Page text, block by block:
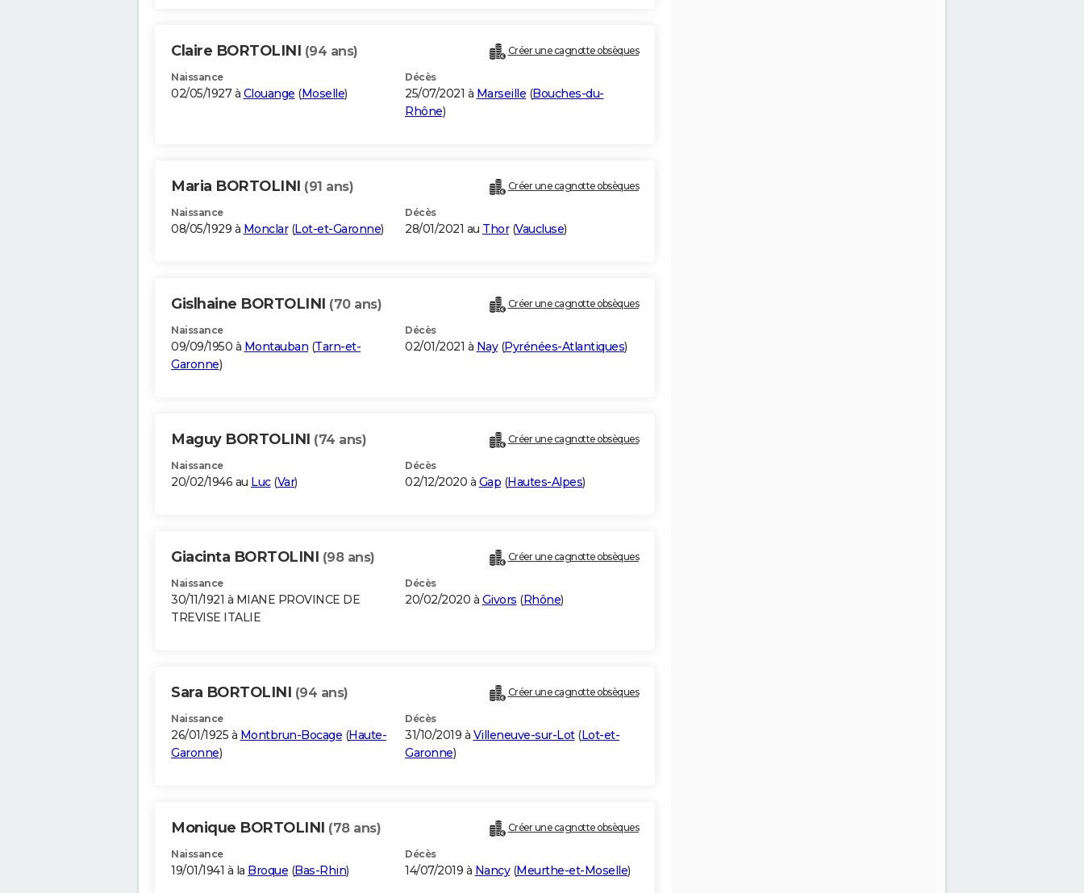
Claire BORTOLINI (94 ans) Créer une cagnotte obsèques
Naissance
02/05/1927 à Clouange (Moselle)
Décès
25/07/2021 à Marseille (Bouches-du-
Rhône)
Maria BORTOLINI (91 ans) Créer une cagnotte obsèques
Naissance
08/05/1929 à Monclar(Lot-et-Garonne)
Décès
28/01/2021 au Thor(Vaucluse)
Gislhaine BORTOLINI (70 ans) Créer une cagnotte obsèques
Naissance
09/09/1950 à Montauban (Tarn-et-
Garonne)
Décès
02/01/2021 à Nay(Pyrénées-Atlantiques)
Maguy BORTOLINI (74 ans) Créer une cagnotte obsèques
Naissance
20/02/1946 au Luc(Var)
Décès
02/12/2020 à Gap (Hautes-Alpes)
Giacinta BORTOLINI (98 ans) Créer une cagnotte obsèques
Naissance
30/11/1921 à MIANE PROVINCE DE
TREVISE ITALIE
Décès
20/02/2020 à Givors (Rhône)
Sara BORTOLINI (94 ans) Créer une cagnotte obsèques
Naissance
26/01/1925 à Montbrun-Bocage (Haute-
Garonne)
Décès
31/10/2019 à Villeneuve-sur-Lot(Lot-et-
Garonne)
Monique BORTOLINI (78 ans) Créer une cagnotte obsèques
Naissance
19/01/1941 à la Broque (Bas-Rhin)
Décès
14/07/2019 à Nancy(Meurthe-et-Moselle)